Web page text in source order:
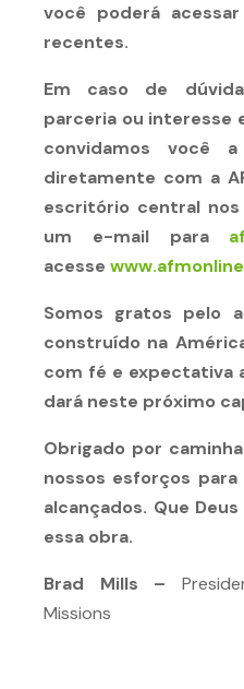
você poderá
recentes.
Em caso de
parceria ou interesse
convidamos você
diretamente com a
escritório central nos
um e-mail para
acesse
Somos gratos pelo
construído na
com fé e expectativa
dará neste próximo
Obrigado por
nossos esforços
alcançados. Que
essa obra.
Brad Mills –
Missions